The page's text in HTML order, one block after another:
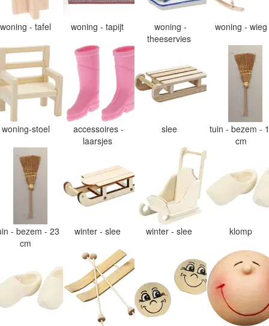
woning - tafel woning - tapijt
woning -
theeservies
woning - wieg
woning-stoel
accessoires -
laarsjes
slee
tuin - bezem -
cm
- bezem - 23
cm
winter - slee winter - slee klomp